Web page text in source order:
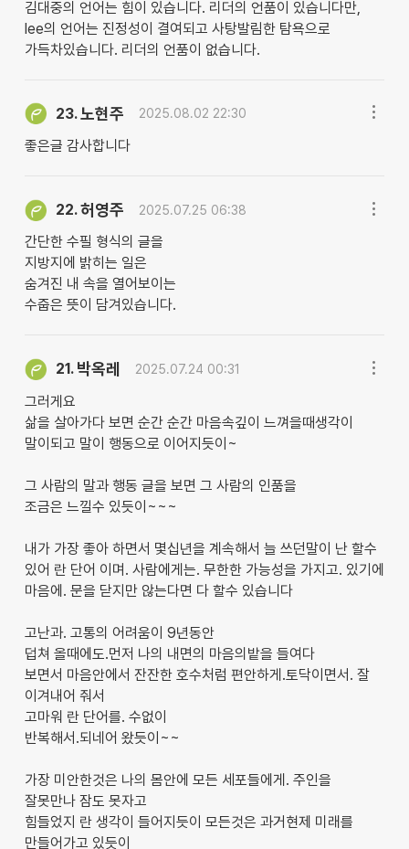
김대중의 언어는 힘이 있습니다. 리더의 언품이 있습니다만,
lee의 언어는 진정성이 결여되고 사탕발림한 탐욕으로
가득차있습니다. 리더의 언품이 없습니다.
23.노현주 2025.08.02 22:30
좋은글 감사합니다
22.허영주 2025.07.25 06:38
간단한 수필 형식의 글을
지방지에 밝히는 일은
숨겨진 내 속을 열어보이는
수줍은 뜻이 담겨있습니다.
21. 박옥레 2025.07.24 00:31
그러게요
삶을 살아가다 보면 순간 순간 마음속깊이 느껴을때생각이
말이되고 말이 행동으로 이어지듯이~
그 사람의 말과 행동 글을 보면 그 사람의 인품을
조금은 느낄수 있듯이~~~
내가 가장 좋아 하면서 몇십년을 계속해서 늘 쓰던말이 난 할수
있어 란 단어 이며. 사람에게는. 무한한 가능성을 가지고. 있기에
마음에. 문을 닫지만 않는다면 다 할수 있습니다
고난과. 고통의 어려움이 9년동안
덥쳐 올때에도.먼저 나의 내면의 마음의밭을 들여다
보면서 마음안에서 잔잔한 호수처럼 편안하게.토닥이면서. 잘
이겨내어 줘서
고마워 란 단어를. 수없이
반복해서.되네어 왔듯이~~
가장 미안한것은 나의 몸안에 모든 세포들에게. 주인을
잘못만나 잠도 못자고
힘들었지 란 생각이 들어지듯이 모든것은 과거현제 미래를
만들어가고 있듯이